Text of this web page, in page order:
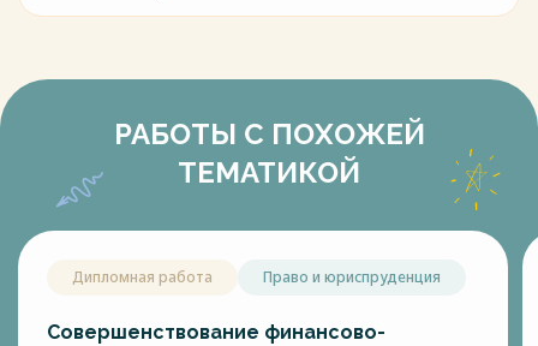
РАБОТЫ С ПОХОЖЕЙ
ТЕМАТИКОЙ
Дипломная работа Право и юриспруденция
Совершенствование финансово-